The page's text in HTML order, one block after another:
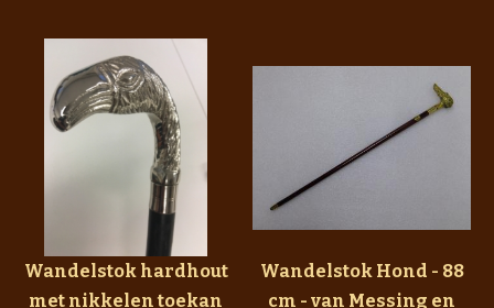
Wandelstok hardhout
met nikkelen toekan
Wandelstok Hond - 88
cm - van Messing en